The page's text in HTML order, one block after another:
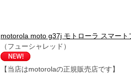
motorola moto g37j モトローラ スマー
（フューシャレッド）
【当店はmotorolaの正規販売店です】